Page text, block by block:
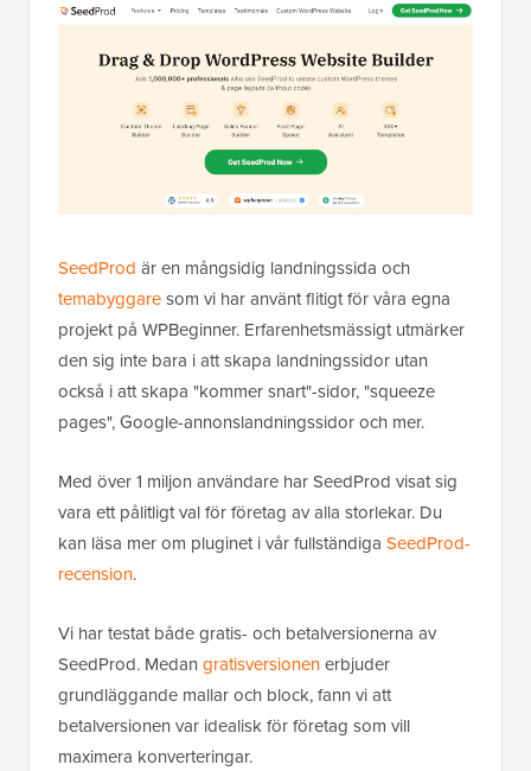
SeedProd är en mångsidig landningssida och
temabyggaresom vi har använt flitigt för våra egna
projekt på WPBeginner. Erfarenhetsmässigt utmärker
den sig inte bara i att skapa landningssidor utan
också i att skapa "kommer snart"-sidor, "squeeze
pages", Google-annonslandningssidor och mer.
Med över 1 miljon användare har SeedProd visat sig
vara ett pålitligt val för företag av alla storlekar. Du
kan läsa mer om pluginet i vår fullständiga SeedProd-
recension.
Vi har testat både gratis- och betalversionerna av
SeedProd. Medan gratisversionenerbjuder
grundläggande mallar och block, fann vi att
betalversionen var idealisk för företag som vill
maximera konverteringar.